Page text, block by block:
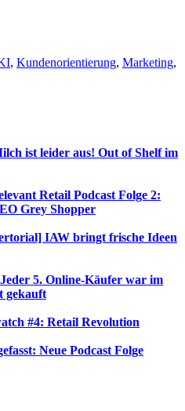
, Kundenorientierung, Marketing,
ist leider aus! Out of Shelf im
Retail Podcast Folge 2:
Grey Shopper
IAW bringt frische Ideen
Jeder 5. Online-Käufer war im
gekauft
#4: Retail Revolution
Neue Podcast Folge